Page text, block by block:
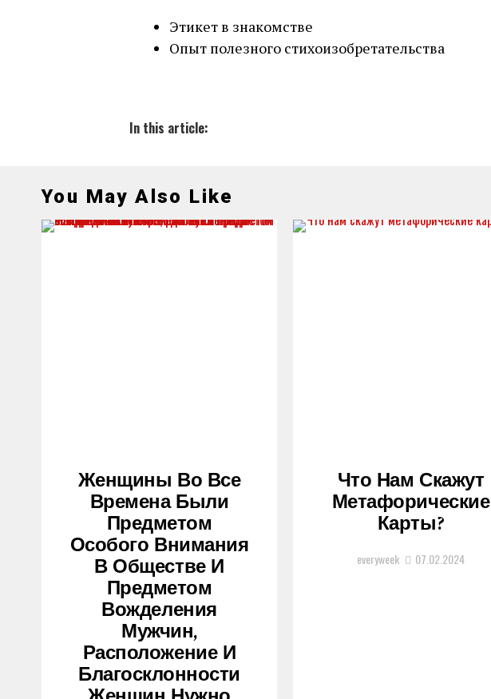
Этикет в знакомстве
Опыт полезного стихоизобретательства
In this article:
You May Also Like
Женщины Во Все
Времена Были
Предметом
Особого Внимания
В Обществе И
Предметом
Вожделения
Мужчин,
Расположение И
Благосклонности
Что Нам Скажут
Метафорические
Карты?
everyweek 07.02.2024